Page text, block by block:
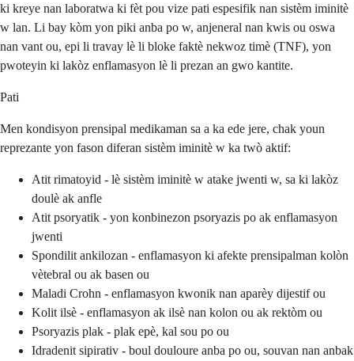
ki kreye nan laboratwa ki fèt pou vize pati espesifik nan sistèm iminitè
w lan. Li bay kòm yon piki anba po w, anjeneral nan kwis ou oswa
nan vant ou, epi li travay lè li bloke faktè nekwoz timè (TNF), yon
pwoteyin ki lakòz enflamasyon lè li prezan an gwo kantite.
Pati
Men kondisyon prensipal medikaman sa a ka ede jere, chak youn
reprezante yon fason diferan sistèm iminitè w ka twò aktif:
Atit rimatoyid - lè sistèm iminitè w atake jwenti w, sa ki lakòz
doulè ak anfle
Atit psoryatik - yon konbinezon psoryazis po ak enflamasyon
jwenti
Spondilit ankilozan - enflamasyon ki afekte prensipalman kolòn
vètebral ou ak basen ou
Maladi Crohn - enflamasyon kwonik nan aparèy dijestif ou
Kolit ilsè - enflamasyon ak ilsè nan kolon ou ak rektòm ou
Psoryazis plak - plak epè, kal sou po ou
Idradenit sipirativ - boul douloure anba po ou, souvan nan anbak